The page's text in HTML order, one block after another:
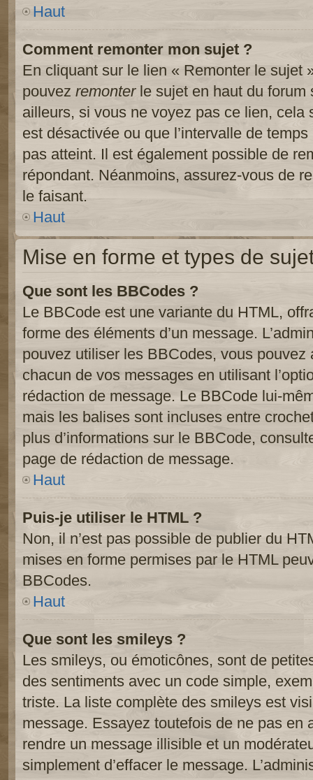
Haut
Comment remonter mon sujet ?
En cliquant sur le lien « Remonter le sujet
pouvez remonterle sujet en haut du forum
ailleurs, si vous ne voyez pas ce lien, cela
est désactivée ou que l’intervalle de
pas atteint. Il est également possible de
répondant. Néanmoins, assurez-vous de
le faisant.
Haut
Mise en forme et types de
Que sont les BBCodes ?
Le BBCode est une variante du HTML,
forme des éléments d’un message.
pouvez utiliser les BBCodes, vous
chacun de vos messages en utilisant
rédaction de message. Le BBCode lui-
mais les balises sont incluses entre
plus d’informations sur le BBCode,
page de rédaction de message.
Haut
Puis-je utiliser le HTML ?
Non, il n’est pas possible de publier du
mises en forme permises par le HTML
BBCodes.
Haut
Que sont les smileys ?
Les smileys, ou émoticônes, sont de
des sentiments avec un code simple,
triste. La liste complète des smileys est
message. Essayez toutefois de ne pas en
rendre un message illisible et un
simplement d’effacer le message.